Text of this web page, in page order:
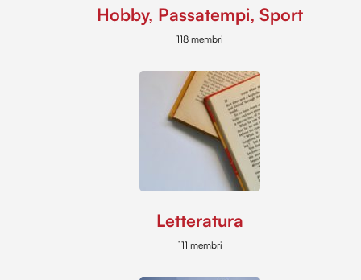
Hobby, Passatempi, Sport
118 membri
Letteratura
111 membri